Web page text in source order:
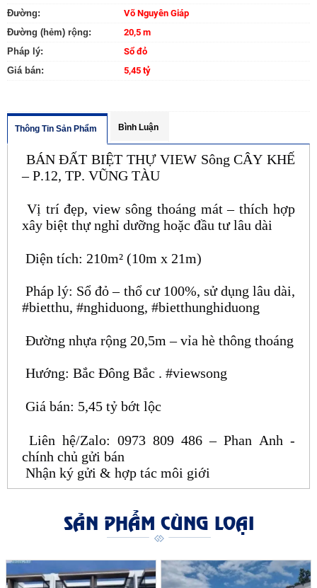
Đường:
Võ Nguyên Giáp
Đường (hẻm) rộng:
20,5 m
Pháp lý:
Sổ đỏ
Giá bán:
5,45 tỷ
Thông Tin Sản Phẩm Bình Luận
BÁN ĐẤT BIỆT THỰ VIEW Sông CÂY KHẾ
– P.12, TP. VŨNG TÀU
Vị trí đẹp, view sông thoáng mát – thích hợp
xây biệt thự nghỉ dưỡng hoặc đầu tư lâu dài
Diện tích: 210m² (10m x 21m)
Pháp lý: Sổ đỏ – thổ cư 100%, sử dụng lâu dài,
#bietthu, #nghiduong, #bietthunghiduong
Đường nhựa rộng 20,5m – vỉa hè thông thoáng
Hướng: Bắc Đông Bắc . #viewsong
Giá bán: 5,45 tỷ bớt lộc
Liên hệ/Zalo: 0973 809 486 – Phan Anh -
chính chủ gửi bán
Nhận ký gửi & hợp tác môi giới
SẢN PHẨM CÙNG LOẠI